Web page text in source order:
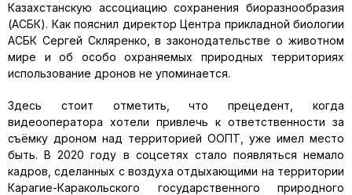
Казахстанскую ассоциацию сохранения биоразнообразия
(АСБК). Как пояснил директор Центра прикладной биологии
АСБК Сергей Скляренко, в законодательстве о животном
мире и об особо охраняемых природных территориях
использование дронов не упоминается.
Здесь стоит отметить, что прецедент, когда
видеооператора хотели привлечь к ответственности за
съёмку дроном над территорией ООПТ, уже имел место
быть. В 2020 году в соцсетях стало появляться немало
кадров, сделанных с воздуха отдыхающими на территории
Карагие-Каракольского государственного природного